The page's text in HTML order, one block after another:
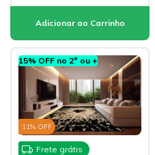
15% OFF no 2º ou +
11% OFF
Frete grátis